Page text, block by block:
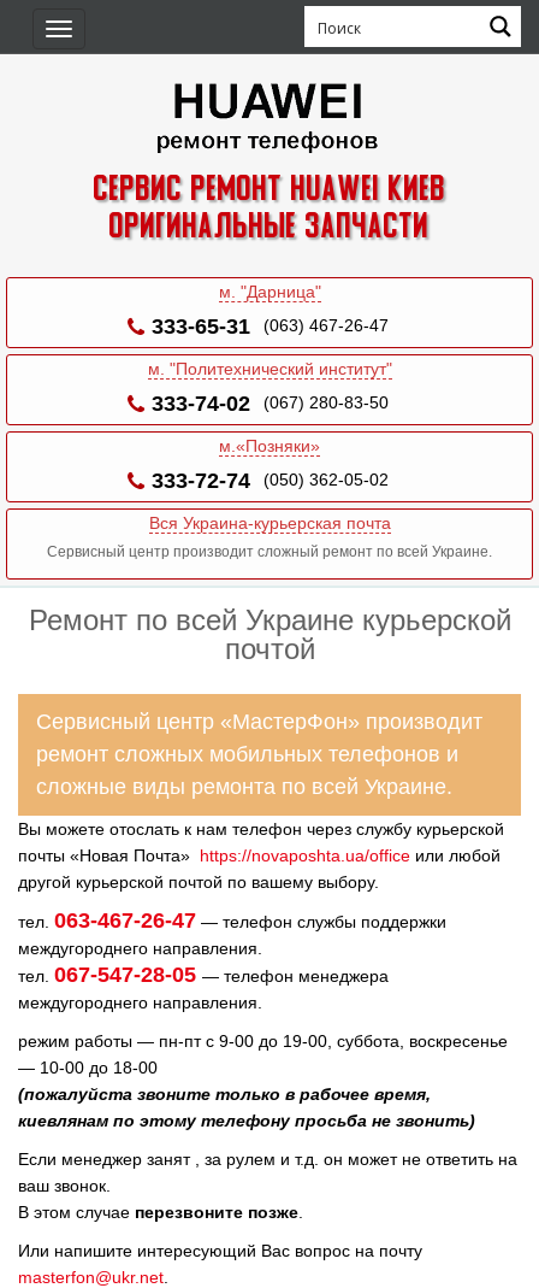
Toggle
navigation
Сервис ремонт Huawei Киев
Оригинальные запчасти
м. "Дарница"
333-65-31 (063) 467-26-47
м. "Политехнический институт"
333-74-02 (067) 280-83-50
м.«Позняки»
333-72-74 (050) 362-05-02
Вся Украина-курьерская почта
Сервисный центр производит сложный ремонт по всей Украине.
Ремонт по всей Украине курьерской
почтой
Сервисный центр «МастерФон» производит
ремонт сложных мобильных телефонов и
сложные виды ремонта по всей Украине.
Вы можете отослать к нам телефон через службу курьерской
почты «Новая Почта» https://novaposhta.ua/office или любой
другой курьерской почтой по вашему выбору.
тел. 063-467-26-47 — телефон службы поддержки
междугороднего направления.
тел. 067-547-28-05 — телефон менеджера
междугороднего направления.
режим работы — пн-пт с 9-00 до 19-00, суббота, воскресенье
— 10-00 до 18-00
(пожалуйста звоните только в рабочее время,
киевлянам по этому телефону просьба не звонить)
Если менеджер занят , за рулем и т.д. он может не ответить на
ваш звонок.
В этом случае перезвоните позже
Или напишите интересующий Вас вопрос на почту
masterfon@ukr.net